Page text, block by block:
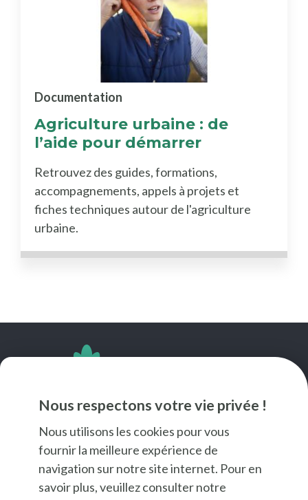
Nous respectons votre vie privée !
Nous utilisons les cookies pour vous
fournir la meilleure expérience de
navigation sur notre site internet. Pour en
savoir plus, veuillez consulter notre
Agriculture urbaine : de
l’aide pour démarrer
Documentation
Retrouvez des guides, formations,
accompagnements, appels à projets et
fiches techniques autour de l'agriculture
urbaine.